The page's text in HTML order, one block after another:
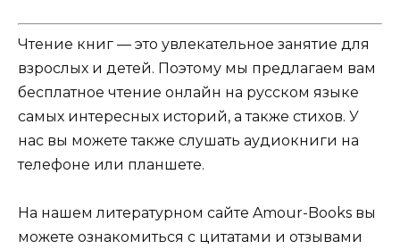
Чтение книг — это увлекательное занятие для
взрослых и детей. Поэтому мы предлагаем вам
бесплатное чтение онлайн на русском языке
самых интересных историй, а также стихов. У
нас вы можете также слушать аудиокниги на
телефоне или планшете.
На нашем литературном сайте Amour-Books вы
можете ознакомиться с цитатами и отзывами